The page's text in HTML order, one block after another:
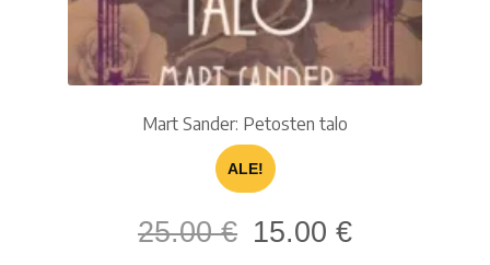
Mart Sander: Petosten talo
ALE!
25.00€
Alkuperäinen
hinta
15.00 €Nykyinen